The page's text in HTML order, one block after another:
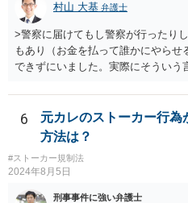
村山 大基 弁護士
>警察に届けてもし警察が行ったり
もあり（お金を払って誰かにやらせ
できずにいました。実際にそういう
で、早めに警察に相談することを
DVの事件で、逆上して何かすると
すが、警察から注意を受けたり、逮
方も相当数おられます。 もちろん
ませんので警察への相談をお勧めし
の相談がマイナスになるとは限らな
いです。 むしろ、警察や弁護士に
6
元カレのストーカー行
方法は？
#ストーカー規制法
2024年8月5日
刑事事件に強い弁護士